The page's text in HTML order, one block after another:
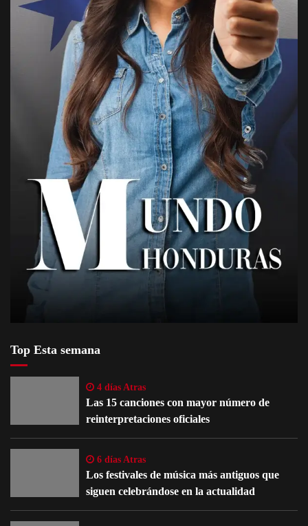
Top Esta semana
4 días Atras
Las 15 canciones con mayor número de
reinterpretaciones oficiales
6 días Atras
Los festivales de música más antiguos que
siguen celebrándose en la actualidad